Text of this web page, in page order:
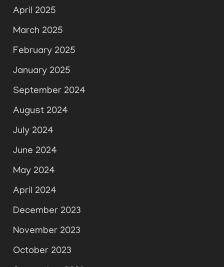
April 2025
March 2025
February 2025
January 2025
September 2024
August 2024
July 2024
June 2024
May 2024
April 2024
December 2023
November 2023
October 2023